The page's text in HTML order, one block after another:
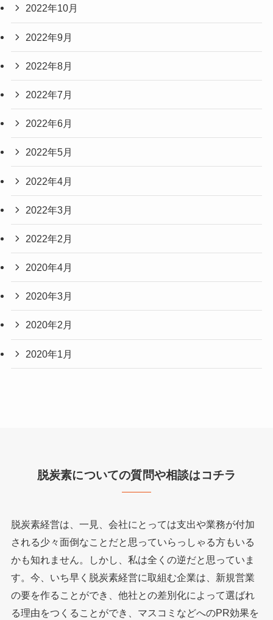
2022年10月
2022年9月
2022年8月
2022年7月
2022年6月
2022年5月
2022年4月
2022年3月
2022年2月
2020年4月
2020年3月
2020年2月
2020年1月
脱炭素についての質問や相談はコチラ
脱炭素経営は、一見、会社にとっては支出や業務が付加
される少々面倒なことだと思っていらっしゃる方もいる
かも知れません。しかし、私は全くの逆だと思っていま
す。今、いち早く脱炭素経営に取組む企業は、新規営業
の要を作ることができ、他社との差別化によって選ばれ
る理由をつくることができ、マスコミなどへのPR効果を